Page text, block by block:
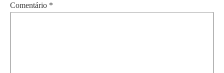
Comentário *